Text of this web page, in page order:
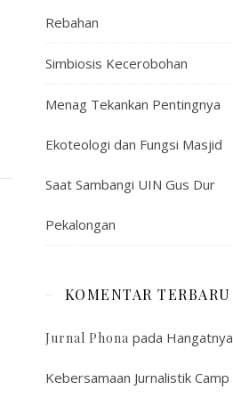
Rebahan
Simbiosis Kecerobohan
Menag Tekankan Pentingnya
Ekoteologi dan Fungsi Masjid
Saat Sambangi UIN Gus Dur
Pekalongan
KOMENTAR TERBARU
Jurnal Phona pada Hangatnya
Kebersamaan Jurnalistik Camp